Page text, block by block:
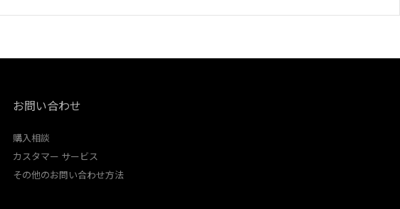
お問い合わせ
購入相談
カスタマー サービス
その他のお問い合わせ方法